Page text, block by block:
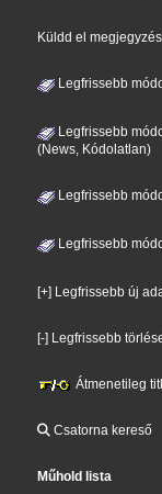
Küldd el
Legfrissebb
Legfrissebb
(News, Kódolatlan)
Legfrissebb
Legfrissebb
[+] Legfrissebb új
[-] Legfrissebb
Átmenetileg
Csatorna kereső
Műhold lista